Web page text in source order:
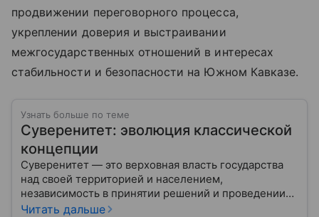
продвижении переговорного процесса,
укреплении доверия и выстраивании
межгосударственных отношений в интересах
стабильности и безопасности на Южном Кавказе.
Узнать больше по теме
Суверенитет: эволюция классической
концепции
Суверенитет — это верховная власть государства
над своей территорией и населением,
независимость в принятии решений и проведении
внешней политики.
Читать дальше